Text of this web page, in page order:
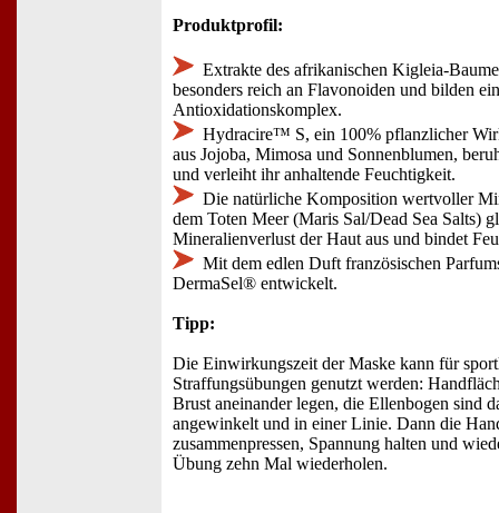
Produktprofil:
Extrakte des afrikanischen Kigleia-
besonders reich an Flavonoiden und bilden
Antioxidationskomplex.
Hydracire™ S, ein 100% pflanzlicher
aus Jojoba, Mimosa und Sonnenblumen,
und verleiht ihr anhaltende Feuchtigkeit.
Die natürliche Komposition wertvoller
dem Toten Meer (Maris Sal/Dead Sea Salts)
Mineralienverlust der Haut aus und bindet
Mit dem edlen Duft französischen
DermaSel® entwickelt.
Tipp:
Die Einwirkungszeit der Maske kann für
Straffungsübungen genutzt werden:
Brust aneinander legen, die Ellenbogen sind
angewinkelt und in einer Linie. Dann die
zusammenpressen, Spannung halten und
Übung zehn Mal wiederholen.